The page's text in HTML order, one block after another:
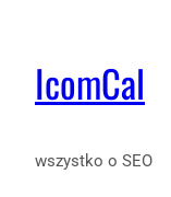
IcomCal
wszystko o SEO